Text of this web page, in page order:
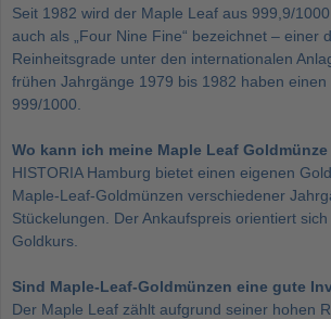
Seit 1982 wird der Maple Leaf aus 999,9/
auch als „Four Nine Fine“ bezeichnet – einer
Reinheitsgrade unter den internationalen
frühen Jahrgänge 1979 bis 1982 haben einen
999/1000.
Wo kann ich meine Maple Leaf
HISTORIA Hamburg bietet einen eigenen
Maple-Leaf-Goldmünzen verschiedener
Stückelungen. Der Ankaufspreis orientiert
Goldkurs.
Sind Maple-Leaf-Goldmünzen eine gute
Der Maple Leaf zählt aufgrund seiner hohen